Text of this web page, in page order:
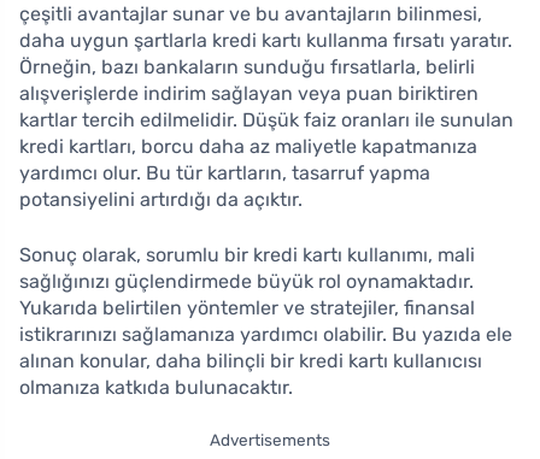
çeşitli avantajlar sunar ve bu avantajların bilinmesi,
daha uygun şartlarla kredi kartı kullanma fırsatı yaratır.
Örneğin, bazı bankaların sunduğu fırsatlarla, belirli
alışverişlerde indirim sağlayan veya puan biriktiren
kartlar tercih edilmelidir. Düşük faiz oranları ile sunulan
kredi kartları, borcu daha az maliyetle kapatmanıza
yardımcı olur. Bu tür kartların, tasarruf yapma
potansiyelini artırdığı da açıktır.
Sonuç olarak, sorumlu bir kredi kartı kullanımı, mali
sağlığınızı güçlendirmede büyük rol oynamaktadır.
Yukarıda belirtilen yöntemler ve stratejiler, finansal
istikrarınızı sağlamanıza yardımcı olabilir. Bu yazıda ele
alınan konular, daha bilinçli bir kredi kartı kullanıcısı
olmanıza katkıda bulunacaktır.
Advertisements